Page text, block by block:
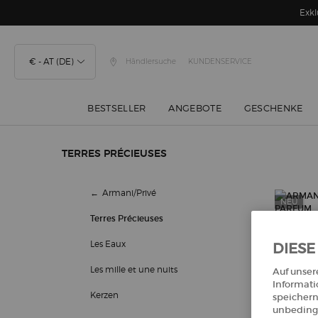
€ - AT (DE) Händlersuche KUNDENSERVICE
BESTSELLER ANGEBOTE GESCHENKE
TERRES PRÉCIEUSES
Armani/Privé
Terres Précieuses
Les Eaux
Les mille et une nuits
Kerzen
NEU
Auf